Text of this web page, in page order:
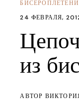
24 ФЕВРАЛЯ,
из
АВТОР